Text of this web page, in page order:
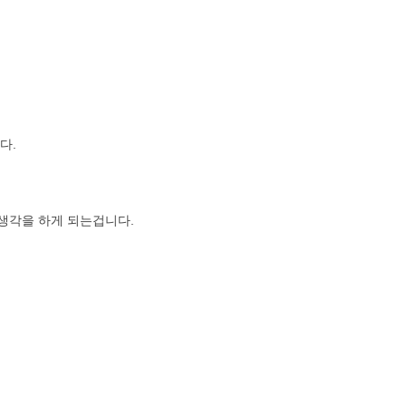
.
각을 하게 되는겁니다.